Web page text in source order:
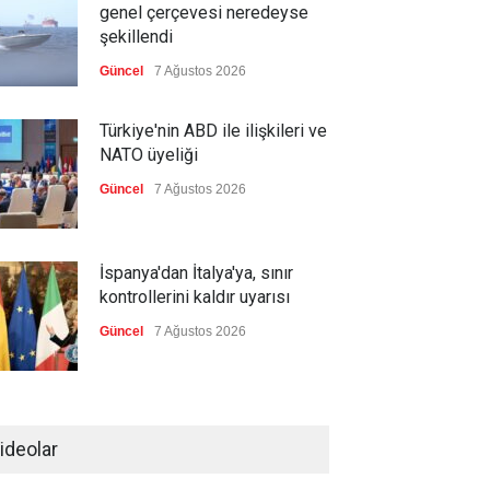
genel çerçevesi neredeyse
şekillendi
Güncel 7 Ağustos 2026
Türkiye'nin ABD ile ilişkileri ve
NATO üyeliği
Güncel 7 Ağustos 2026
İspanya'dan İtalya'ya, sınır
kontrollerini kaldır uyarısı
Güncel 7 Ağustos 2026